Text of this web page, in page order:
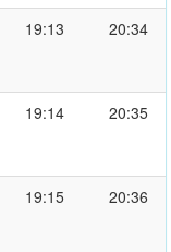
19:13 20:34
19:14 20:35
19:15 20:36